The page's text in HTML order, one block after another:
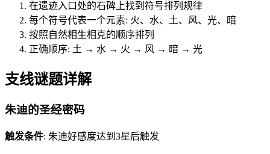
在遗迹入口处的石碑上找到符号排列规律
每个符号代表一个元素: 火、水、土、风、光、暗
按照自然相生相克的顺序排列
正确顺序: 土 → 水 → 火 → 风 → 暗 → 光
支线谜题详解
朱迪的圣经密码
触发条件: 朱迪好感度达到3星后触发